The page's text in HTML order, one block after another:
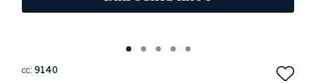
сс:9140